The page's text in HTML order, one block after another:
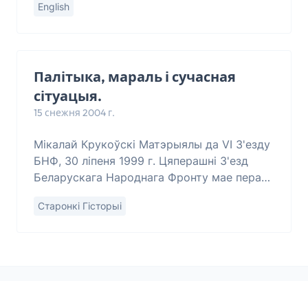
position of the s
English
Палітыка, мараль і сучасная
сітуацыя.
15 снежня 2004 г.
Мікалай Крукоўскі Матэрыялы да VІ З'езду
БНФ, 30 ліпеня 1999 г. Цяперашні З'езд
Беларускага Народнага Фронту мае перад
складаныя з усяго немалога перыяду
Старонкі Гісторыі